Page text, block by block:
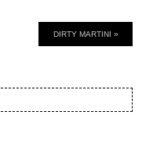
DIRTY MARTINI »